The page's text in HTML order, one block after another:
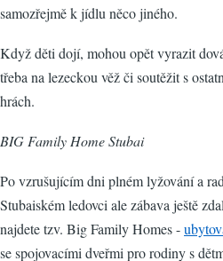
samozřejmě k jídlu něco jiného.
Když děti dojí, mohou opět vyrazit
třeba na lezeckou věž či soutěžit s
hrách.
BIG Family Home Stubai
Po vzrušujícím dni plném lyžování a
Stubaiském ledovci ale zábava ještě
najdete tzv. Big Family Homes -
se spojovacími dveřmi pro rodiny s